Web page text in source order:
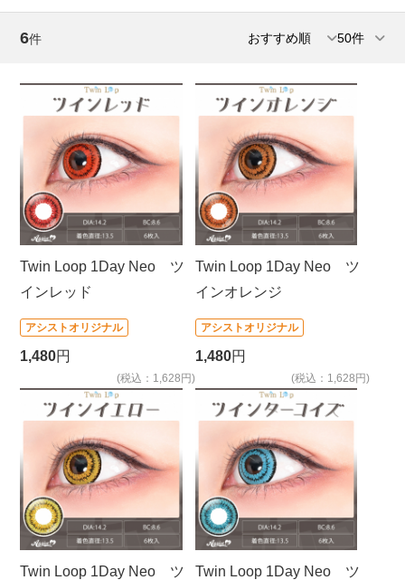
6件
Twin Loop 1Day Neo ツ
インレッド
アシストオリジナル
1,480円
(税込：1,628円)
Twin Loop 1Day Neo ツ
インオレンジ
アシストオリジナル
1,480円
(税込：1,628円)
Twin Loop 1Day Neo ツ
Twin Loop 1Day Neo ツ